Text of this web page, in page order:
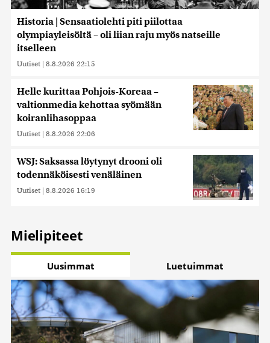
Historia | Sensaatiolehti piti piilottaa
olympiayleisöltä – oli liian raju myös natseille
itselleen
Uutiset | 8.8.2026 22:15
Helle kurittaa Pohjois-Koreaa –
valtionmedia kehottaa syömään
koiranlihasoppaa
Uutiset | 8.8.2026 22:06
WSJ: Saksassa löytynyt drooni oli
todennäköisesti venäläinen
Uutiset | 8.8.2026 16:19
Mielipiteet
Uusimmat Luetuimmat